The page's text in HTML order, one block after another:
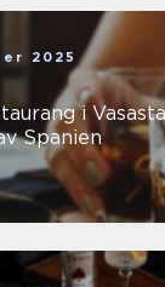
2025
i
Spanien